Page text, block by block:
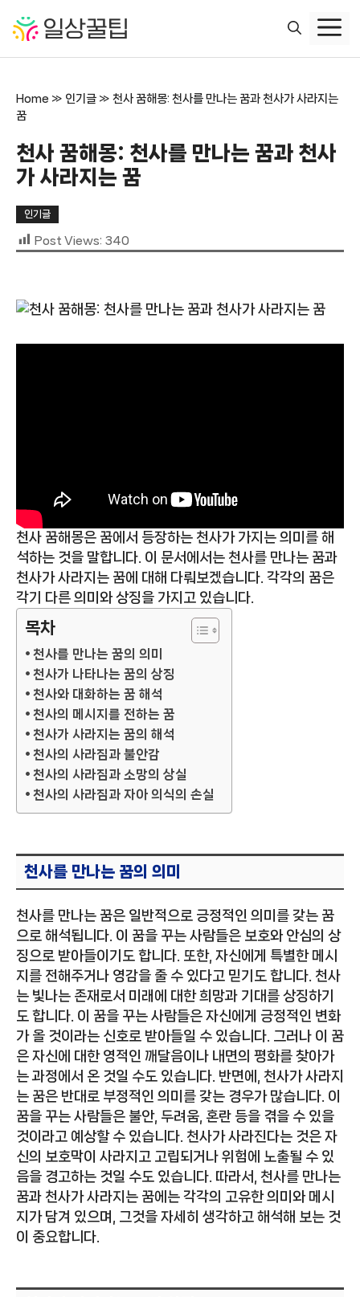
Home » 인기글 » 천사 꿈해몽: 천사를 만나는 꿈과 천사가 사라지는
꿈
천사 꿈해몽: 천사를 만나는 꿈과 천사
가 사라지는 꿈
인기글
Post Views: 340
천사 꿈해몽은 꿈에서 등장하는 천사가 가지는 의미를 해
석하는 것을 말합니다. 이 문서에서는 천사를 만나는 꿈과
천사가 사라지는 꿈에 대해 다뤄보겠습니다. 각각의 꿈은
각기 다른 의미와 상징을 가지고 있습니다.
목차
천사를 만나는 꿈의 의미
천사가 나타나는 꿈의 상징
천사와 대화하는 꿈 해석
천사의 메시지를 전하는 꿈
천사가 사라지는 꿈의 해석
천사의 사라짐과 불안감
천사의 사라짐과 소망의 상실
천사의 사라짐과 자아 의식의 손실
천사를 만나는 꿈의 의미
천사를 만나는 꿈은 일반적으로 긍정적인 의미를 갖는 꿈
으로 해석됩니다. 이 꿈을 꾸는 사람들은 보호와 안심의 상
징으로 받아들이기도 합니다. 또한, 자신에게 특별한 메시
지를 전해주거나 영감을 줄 수 있다고 믿기도 합니다. 천사
는 빛나는 존재로서 미래에 대한 희망과 기대를 상징하기
도 합니다. 이 꿈을 꾸는 사람들은 자신에게 긍정적인 변화
가 올 것이라는 신호로 받아들일 수 있습니다. 그러나 이 꿈
은 자신에 대한 영적인 깨달음이나 내면의 평화를 찾아가
는 과정에서 온 것일 수도 있습니다. 반면에, 천사가 사라지
는 꿈은 반대로 부정적인 의미를 갖는 경우가 많습니다. 이
꿈을 꾸는 사람들은 불안, 두려움, 혼란 등을 겪을 수 있을
것이라고 예상할 수 있습니다. 천사가 사라진다는 것은 자
신의 보호막이 사라지고 고립되거나 위험에 노출될 수 있
음을 경고하는 것일 수도 있습니다. 따라서, 천사를 만나는
꿈과 천사가 사라지는 꿈에는 각각의 고유한 의미와 메시
지가 담겨 있으며, 그것을 자세히 생각하고 해석해 보는 것
이 중요합니다.